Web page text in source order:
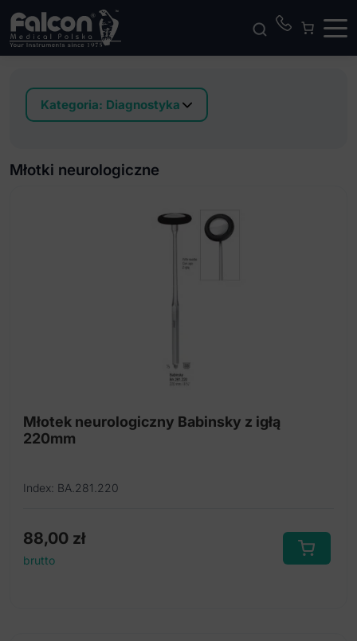
Kategoria: Diagnostyka
Linijki ze stali nierdzewnej
Lusterka laryngologiczne i uchwyt
Ciśnieniomierze
Młotki neurologiczne
Młotek neurologiczny Babinsky z igłą
220mm
Index: BA.281.220
88,00 zł
brutto